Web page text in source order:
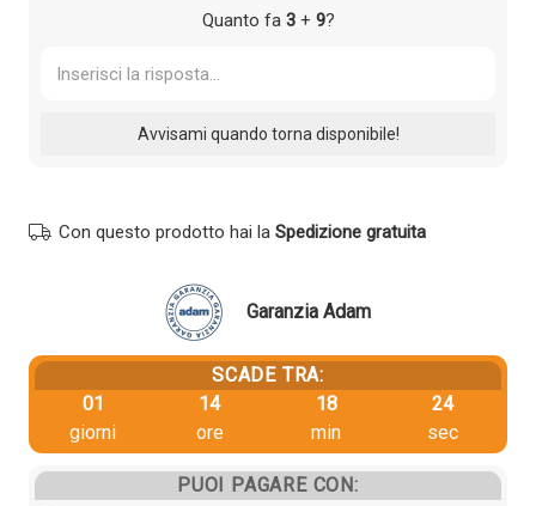
Quanto fa 3+ 9?
Con questo prodotto hai la Spedizione gratuita
Garanzia Adam
SCADE TRA:
01
giorni
14
ore
18
min
23
sec
PUOI PAGARE CON: